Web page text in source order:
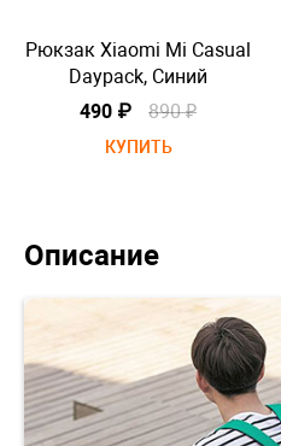
Рюкзак Xiaomi Mi Casual
Daypack, Синий
490 ₽
890 ₽
КУПИТЬ
Описание